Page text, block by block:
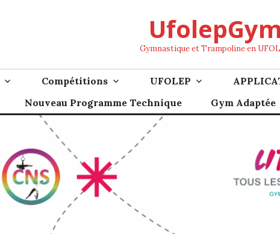
UfolepGym
Gymnastique et Trampoline en
Compétitions UFOLEP
Nouveau Programme Technique Gym Adaptée